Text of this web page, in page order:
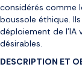
considérés comme
boussole éthique.
déploiement de
désirables.
DESCRIPTION ET